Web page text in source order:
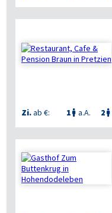
Zi.ab €: 1  a.A. 2 